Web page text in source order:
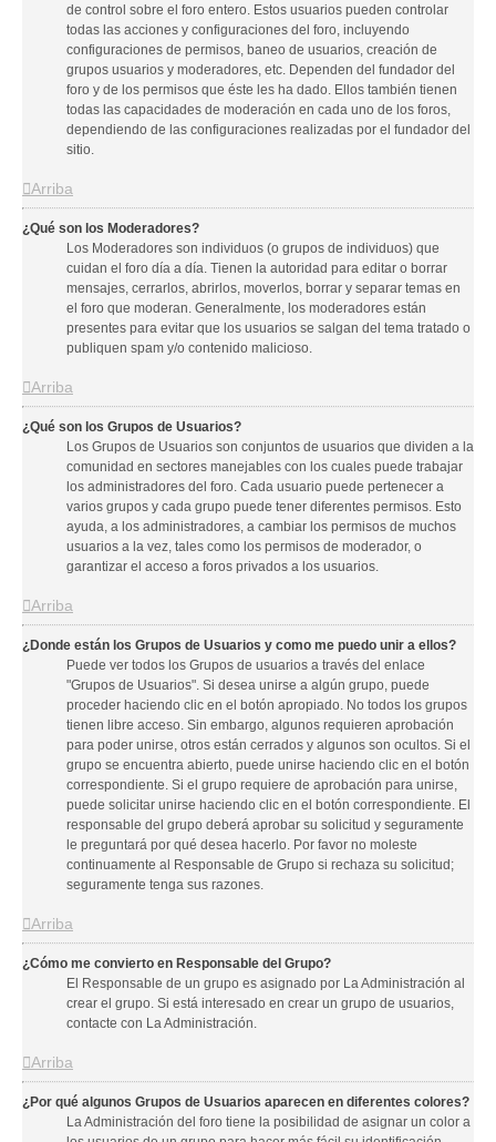
de control sobre el foro entero. Estos usuarios pueden controlar
todas las acciones y configuraciones del foro, incluyendo
configuraciones de permisos, baneo de usuarios, creación de
grupos usuarios y moderadores, etc. Dependen del fundador del
foro y de los permisos que éste les ha dado. Ellos también tienen
todas las capacidades de moderación en cada uno de los foros,
dependiendo de las configuraciones realizadas por el fundador del
sitio.
Arriba
¿Qué son los Moderadores?
Los Moderadores son individuos (o grupos de individuos) que
cuidan el foro día a día. Tienen la autoridad para editar o borrar
mensajes, cerrarlos, abrirlos, moverlos, borrar y separar temas en
el foro que moderan. Generalmente, los moderadores están
presentes para evitar que los usuarios se salgan del tema tratado o
publiquen spam y/o contenido malicioso.
Arriba
¿Qué son los Grupos de Usuarios?
Los Grupos de Usuarios son conjuntos de usuarios que dividen a la
comunidad en sectores manejables con los cuales puede trabajar
los administradores del foro. Cada usuario puede pertenecer a
varios grupos y cada grupo puede tener diferentes permisos. Esto
ayuda, a los administradores, a cambiar los permisos de muchos
usuarios a la vez, tales como los permisos de moderador, o
garantizar el acceso a foros privados a los usuarios.
Arriba
¿Donde están los Grupos de Usuarios y como me puedo unir a ellos?
Puede ver todos los Grupos de usuarios a través del enlace
"Grupos de Usuarios". Si desea unirse a algún grupo, puede
proceder haciendo clic en el botón apropiado. No todos los grupos
tienen libre acceso. Sin embargo, algunos requieren aprobación
para poder unirse, otros están cerrados y algunos son ocultos. Si el
grupo se encuentra abierto, puede unirse haciendo clic en el botón
correspondiente. Si el grupo requiere de aprobación para unirse,
puede solicitar unirse haciendo clic en el botón correspondiente. El
responsable del grupo deberá aprobar su solicitud y seguramente
le preguntará por qué desea hacerlo. Por favor no moleste
continuamente al Responsable de Grupo si rechaza su solicitud;
seguramente tenga sus razones.
Arriba
¿Cómo me convierto en Responsable del Grupo?
El Responsable de un grupo es asignado por La Administración al
crear el grupo. Si está interesado en crear un grupo de usuarios,
contacte con La Administración.
Arriba
¿Por qué algunos Grupos de Usuarios aparecen en diferentes colores?
La Administración del foro tiene la posibilidad de asignar un color a